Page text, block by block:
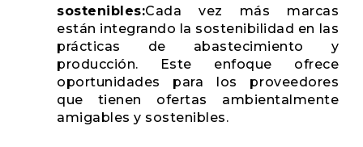
sostenibles:Cada vez más marcas
están integrando la sostenibilidad en las
prácticas de abastecimiento y
producción. Este enfoque ofrece
oportunidades para los proveedores
que tienen ofertas ambientalmente
amigables y sostenibles.